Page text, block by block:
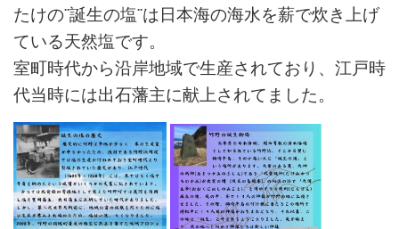
たけの¨誕生の塩¨は日本海の海水を薪で炊き上げ
ている天然塩です。
室町時代から沿岸地域で生産されており、江戸時
代当時には出石藩主に献上されてました。